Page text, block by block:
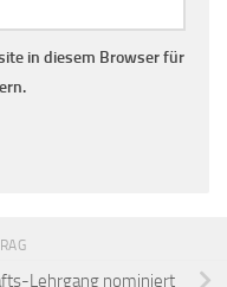
in diesem Browser für
Lehrgang nominiert